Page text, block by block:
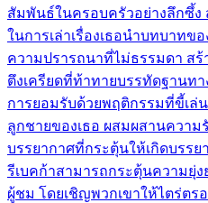
สัมพันธ์ในครอบครัวอย่างลึกซึ้ง
ในการเล่าเรื่องเธอนำบทบาทข
ความปรารถนาที่ไม่ธรรมดา สร้
ตึงเครียดที่ท้าทายบรรทัดฐานท
การยอมรับด้วยพฤติกรรมที่ขี้เล่น
ลูกชายของเธอ ผสมผสานความ
บรรยากาศที่กระตุ้นให้เกิดบรร
รีเบคก้าสามารถกระตุ้นความยุ่
ผู้ชม โดยเชิญพวกเขาให้ไตร่ตร